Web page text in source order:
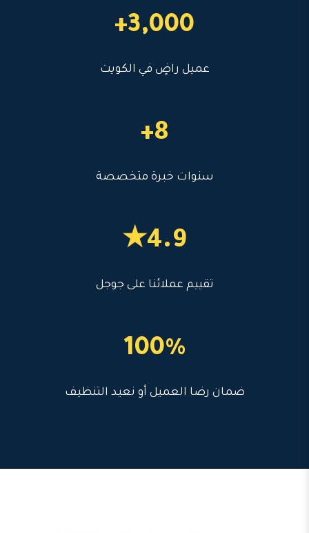
3,000+
عميل راضٍ في الكويت
8+
سنوات خبرة متخصصة
4.9★
تقييم عملائنا على جوجل
100%
ضمان رضا العميل أو نعيد التنظيف